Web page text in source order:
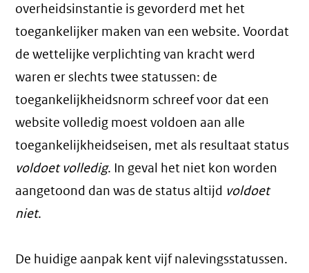
overheidsinstantie is gevorderd met het
toegankelijker maken van een website. Voordat
de wettelijke verplichting van kracht werd
waren er slechts twee statussen: de
toegankelijkheidsnorm schreef voor dat een
website volledig moest voldoen aan alle
toegankelijkheidseisen, met als resultaat status
voldoet volledig. In geval het niet kon worden
aangetoond dan was de status altijd voldoet
niet.
De huidige aanpak kent vijf nalevingsstatussen.